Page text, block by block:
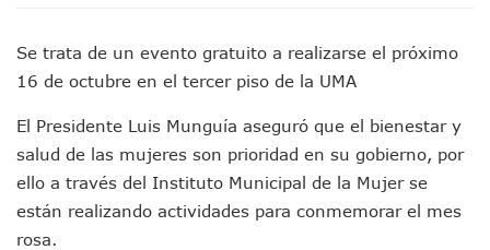
Cae El “R1”, Presunto Autor Intelectual Del Homicidio De
Muere Manolo Solo, Actor De “El Laberinto Del Fauno”, A
Citan A Siete Integrantes De La Semar Por Investigación
IMSS Invierte 12.6 MDP En Remodelar Urgencias Del
En Abril 2027 Terminarán El Centro Regional De Autismo
Puerto Vallarta Fortalece Su Promoción En California Con
Accidente En Un RZR, Principal Hipótesis Por La Muerte
Este Viernes, Lemus Inaugurará El Sistema De
Se trata de un evento gratuito a realizarse el próximo
16 de octubre en el tercer piso de la UMA
El Presidente Luis Munguía aseguró que el bienestar y
salud de las mujeres son prioridad en su gobierno, por
ello a través del Instituto Municipal de la Mujer se
están realizando actividades para conmemorar el mes
rosa.